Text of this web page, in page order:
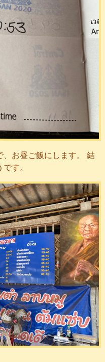
お昼ご飯にします。 結
す。